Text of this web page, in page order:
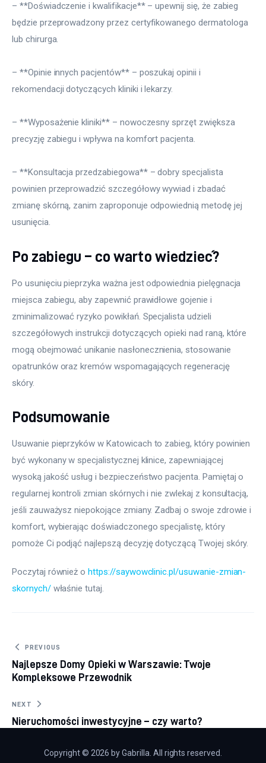
– **Doświadczenie i kwalifikacje** – upewnij się, że zabieg
będzie przeprowadzony przez certyfikowanego dermatologa
lub chirurga.
– **Opinie innych pacjentów** – poszukaj opinii i
rekomendacji dotyczących kliniki i lekarzy.
– **Wyposażenie kliniki** – nowoczesny sprzęt zwiększa
precyzję zabiegu i wpływa na komfort pacjenta.
– **Konsultacja przedzabiegowa** – dobry specjalista
powinien przeprowadzić szczegółowy wywiad i zbadać
zmianę skórną, zanim zaproponuje odpowiednią metodę jej
usunięcia.
Po zabiegu – co warto wiedzieć?
Po usunięciu pieprzyka ważna jest odpowiednia pielęgnacja
miejsca zabiegu, aby zapewnić prawidłowe gojenie i
zminimalizować ryzyko powikłań. Specjalista udzieli
szczegółowych instrukcji dotyczących opieki nad raną, które
mogą obejmować unikanie nasłonecznienia, stosowanie
opatrunków oraz kremów wspomagających regenerację
skóry.
Podsumowanie
Usuwanie pieprzyków w Katowicach to zabieg, który powinien
być wykonany w specjalistycznej klinice, zapewniającej
wysoką jakość usług i bezpieczeństwo pacjenta. Pamiętaj o
regularnej kontroli zmian skórnych i nie zwlekaj z konsultacją,
jeśli zauważysz niepokojące zmiany. Zadbaj o swoje zdrowie i
komfort, wybierając doświadczonego specjalistę, który
pomoże Ci podjąć najlepszą decyzję dotyczącą Twojej skóry.
Poczytaj również o https://saywowclinic.pl/usuwanie-zmian-
skornych/ właśnie tutaj.
Nawigacja wpisu
PREVIOUS
Najlepsze Domy Opieki w Warszawie: Twoje
Kompleksowe Przewodnik
NEXT
Nieruchomości inwestycyjne – czy warto?
Copyright © 2026 by Gabrilla. All rights reserved.